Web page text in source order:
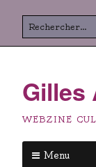
au
contenu
Rechercher
Gilles
WEBZINE
Menu